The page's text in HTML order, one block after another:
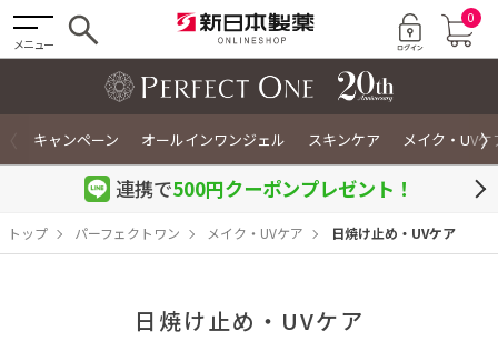
メニュー
0
キャンペーン オールインワンジェル スキンケア メイク・UVケ
〉
連携で500円クーポンプレゼント！
トップ パーフェクトワン メイク・UVケア 日焼け止め・UVケア
日焼け止め・UVケア